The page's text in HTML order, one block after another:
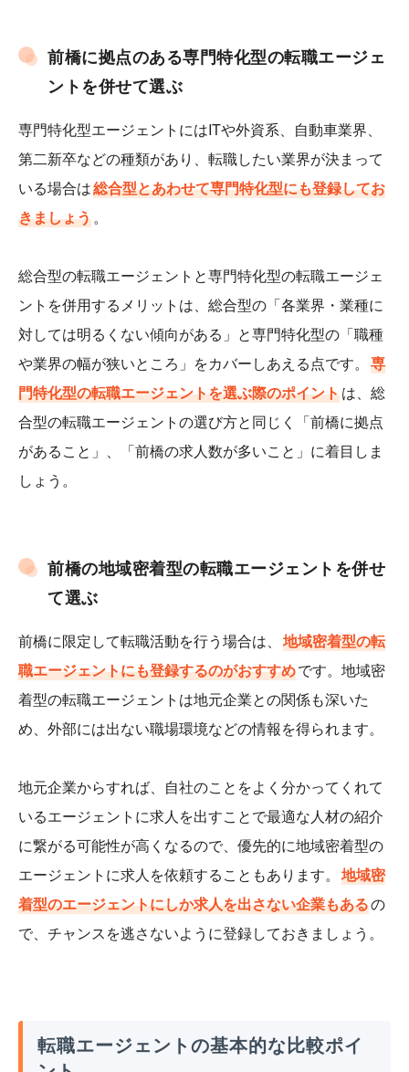
前橋に拠点のある専門特化型の転職エージェ
ントを併せて選ぶ
専門特化型エージェントにはITや外資系、自動車業界、
第二新卒などの種類があり、転職したい業界が決まって
いる場合は総合型とあわせて専門特化型にも登録してお
きましょう。
総合型の転職エージェントと専門特化型の転職エージェ
ントを併用するメリットは、総合型の「各業界・業種に
対しては明るくない傾向がある」と専門特化型の「職種
や業界の幅が狭いところ」をカバーしあえる点です。 専
門特化型の転職エージェントを選ぶ際のポイントは、総
合型の転職エージェントの選び方と同じく「前橋に拠点
があること」、「前橋の求人数が多いこと」に着目しま
しょう。
前橋の地域密着型の転職エージェントを併せ
て選ぶ
前橋に限定して転職活動を行う場合は、 地域密着型の転
職エージェントにも登録するのがおすすめです。地域密
着型の転職エージェントは地元企業との関係も深いた
め、外部には出ない職場環境などの情報を得られます。
地元企業からすれば、自社のことをよく分かってくれて
いるエージェントに求人を出すことで最適な人材の紹介
に繋がる可能性が高くなるので、優先的に地域密着型の
エージェントに求人を依頼することもあります。 地域密
着型のエージェントにしか求人を出さない企業もあるの
で、チャンスを逃さないように登録しておきましょう。
転職エージェントの基本的な比較ポイ